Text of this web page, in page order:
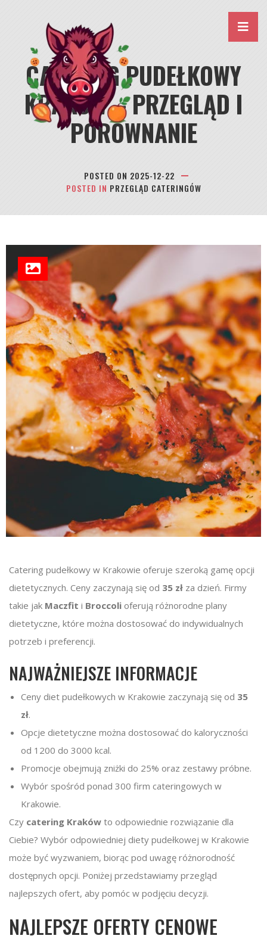
CATERING PUDEŁKOWY
KRAKÓW – PRZEGLĄD I
PORÓWNANIE
POSTED ON 2025-12-22
POSTED IN PRZEGLĄD CATERINGÓW
Catering pudełkowy w Krakowie oferuje szeroką gamę opcji
dietetycznych. Ceny zaczynają się od 35 zł za dzień. Firmy
takie jak Maczfit i Broccoli oferują różnorodne plany
dietetyczne, które można dostosować do indywidualnych
potrzeb i preferencji.
NAJWAŻNIEJSZE INFORMACJE
Ceny diet pudełkowych w Krakowie zaczynają się od 35
zł.
Opcje dietetyczne można dostosować do kaloryczności
od 1200 do 3000 kcal.
Promocje obejmują zniżki do 25% oraz zestawy próbne.
Wybór spośród ponad 300 firm cateringowych w
Krakowie.
Czy catering Kraków to odpowiednie rozwiązanie dla
Ciebie? Wybór odpowiedniej diety pudełkowej w Krakowie
może być wyzwaniem, biorąc pod uwagę różnorodność
dostępnych opcji. Poniżej przedstawiamy przegląd
najlepszych ofert, aby pomóc w podjęciu decyzji.
NAJLEPSZE OFERTY CENOWE